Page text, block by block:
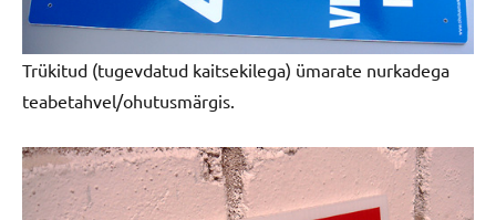
Trükitud (tugevdatud kaitsekilega) ümarate nurkadega
teabetahvel/ohutusmärgis.